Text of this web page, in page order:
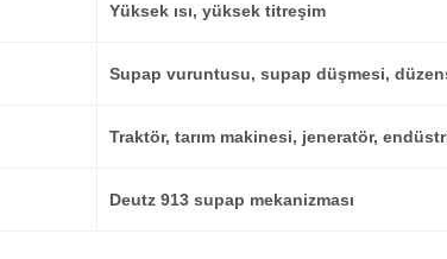
Yüksek ısı, yüksek titreşim
Supap vuruntusu, supap düşmesi,
Traktör, tarım makinesi, jeneratör,
Deutz 913 supap mekanizması